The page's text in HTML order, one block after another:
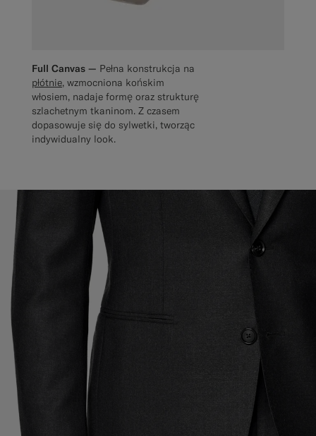
Full Canvas — Pełna konstrukcja na
płótnie, wzmocniona końskim
włosiem, nadaje formę oraz strukturę
szlachetnym tkaninom. Z czasem
dopasowuje się do sylwetki, tworząc
indywidualny look.